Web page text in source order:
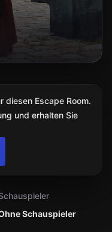
Schauspieler
diesen Escape Room.
und erhalten Sie